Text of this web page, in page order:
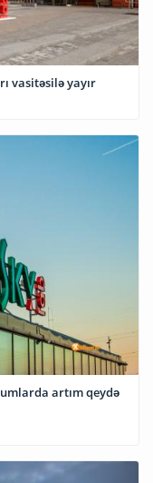
vasitəsilə yayır
artım qeydə